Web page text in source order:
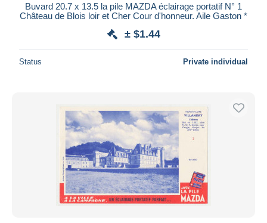
Buvard 20.7 x 13.5 la pile MAZDA éclairage portatif N° 1
Château de Blois loir et Cher Cour d'honneur. Aile Gaston *
± $1.44
Status Private individual